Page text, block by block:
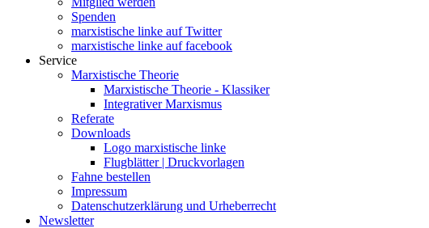
Spenden
marxistische linke auf Twitter
marxistische linke auf facebook
Service
Marxistische Theorie
Marxistische Theorie - Klassiker
Integrativer Marxismus
Referate
Downloads
Logo marxistische linke
Flugblätter | Druckvorlagen
Fahne bestellen
Impressum
Datenschutzerklärung und Urheberrecht
Newsletter